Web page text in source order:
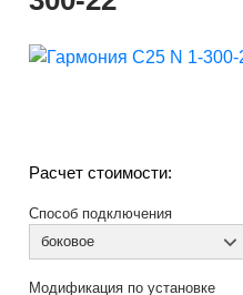
Расчет стоимости:
Способ подключения
боковое
Модификация по установке